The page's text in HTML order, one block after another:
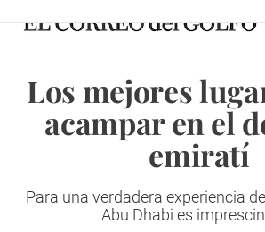
Los mejores
acampar en el
emiratí
Para una verdadera experiencia
Abu Dhabi es